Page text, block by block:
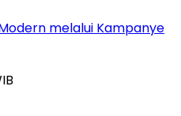
melalui Kampanye